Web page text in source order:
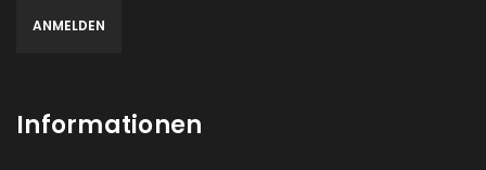
Informationen